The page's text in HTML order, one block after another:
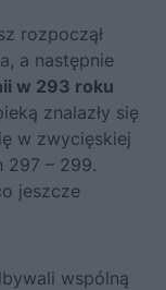
rozpoczął
a następnie
w 293 roku
znalazły się
w zwycięskiej
297 – 299.
jeszcze
wspólną